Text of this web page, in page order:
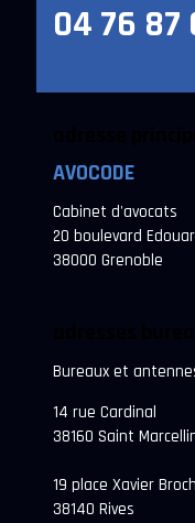
04 76 87
AVOCODE
Cabinet d'avocats
20 boulevard
38000 Grenoble
Bureaux et
14 rue Cardinal
38160 Saint
19 place Xavier
38140 Rives